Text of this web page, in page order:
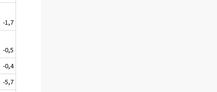
-1,7
-0,5
-0,4
-5,7